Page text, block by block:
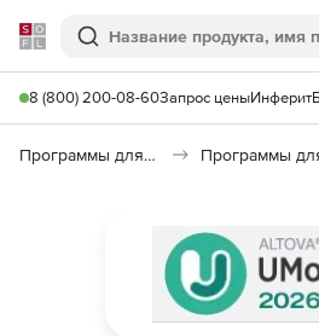
Softline
Поиск
8 (800) 200-08-60Запрос ценыИнферит
Программы для программирования